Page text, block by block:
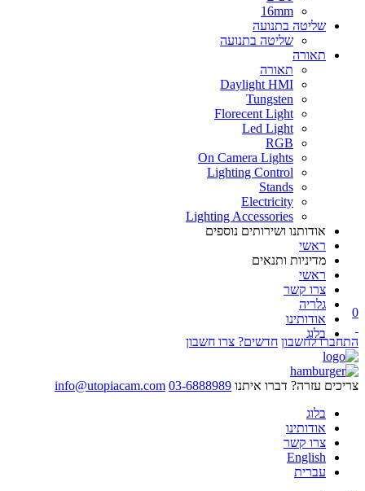
16mm
שליטה בתנועה
שליטה בתנועה
תאורה
תאורה
Daylight HMI
Tungsten
Florecent Light
Led Light
RGB
On Camera Lights
Lighting Control
Stands
Electricity
Lighting Accessories
אודותנו ושירותים נוספים
ראשי
מדיניות ותנאים
ראשי
צרו קשר
גלריה
אודותינו
בלוג
0
התחברו לחשבון חדשים? צרו חשבון
צריכים עזרה? דברו איתנו 03-6888989
info@utopiacam.com
בלוג
אודותינו
צרו קשר
English
עברית